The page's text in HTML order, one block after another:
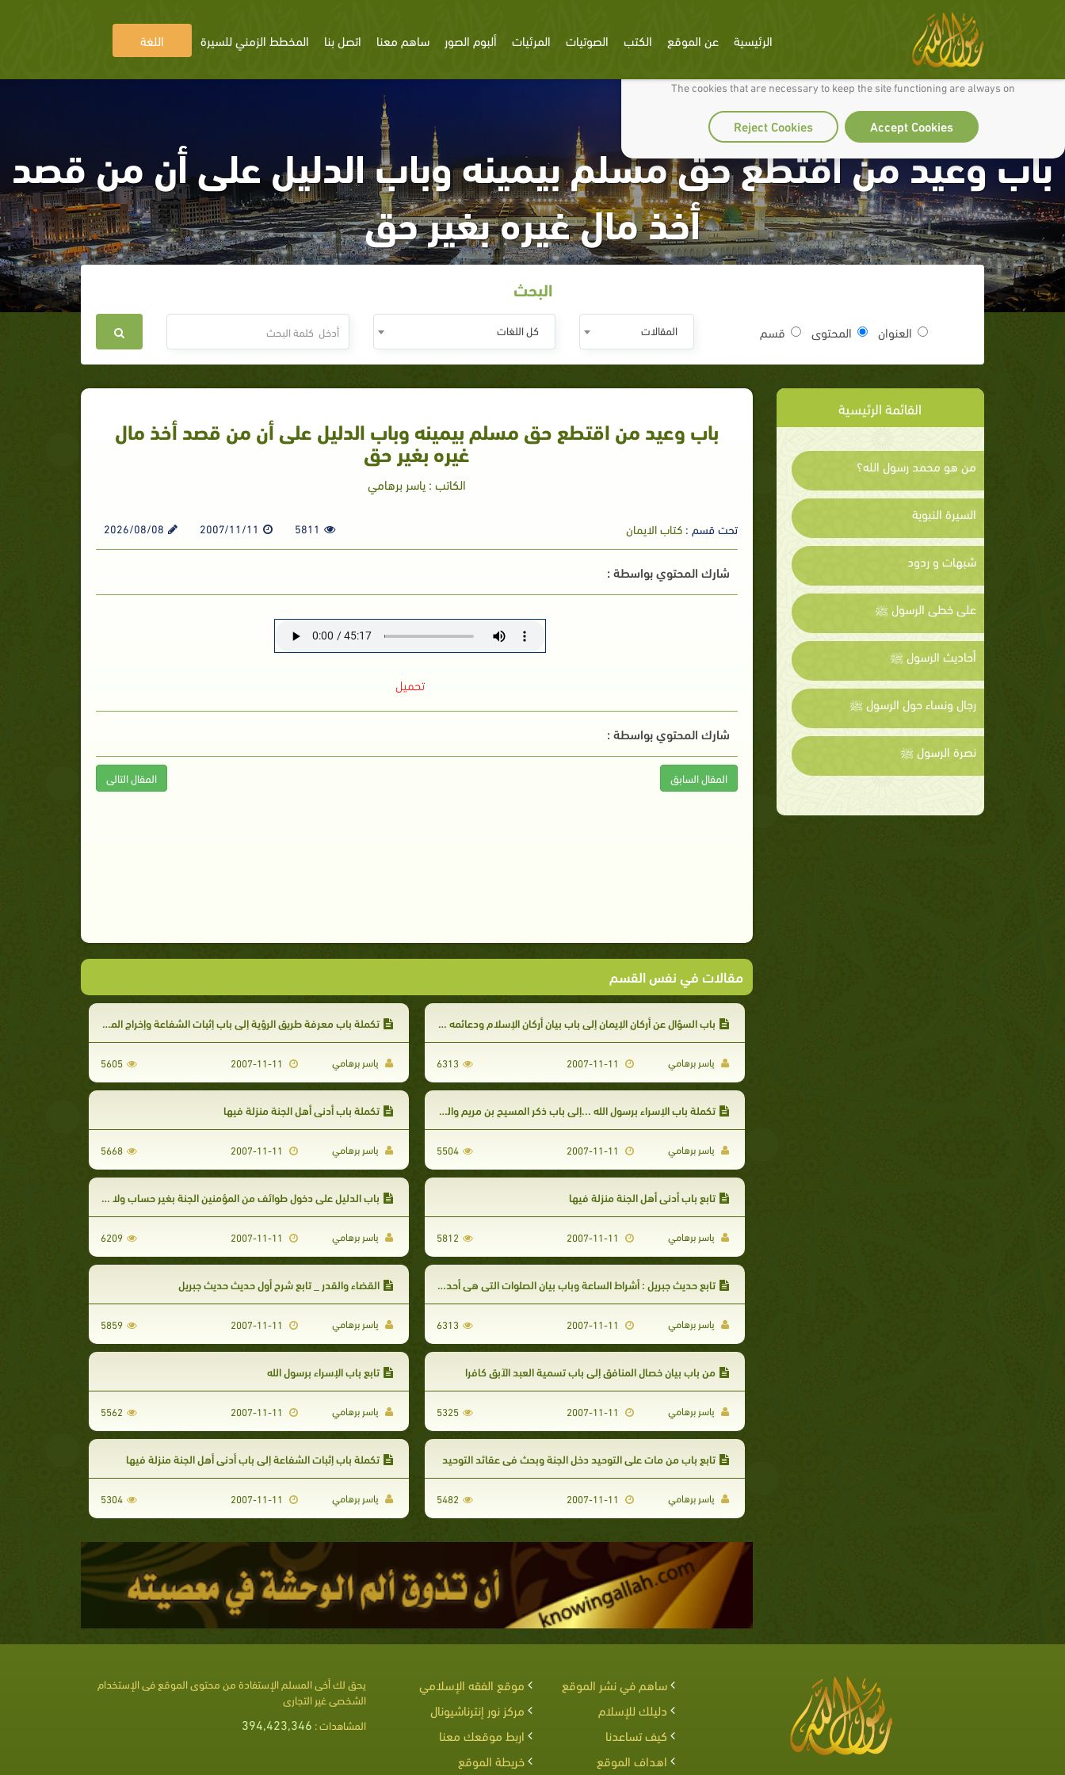
We use cookies to make our site work well for you and so we can continually improve it.
The cookies that are necessary to keep the site functioning are always on
Accept Cookies
Reject Cookies
الرئيسية عن الموقع الكتب الصوتيات المرئيات ألبوم الصور ساهم معنا اتصل بنا المخطط الزمني للسيرة اللغة
باب وعيد من اقتطع حق مسلم بيمينه وباب الدليل على أن من قصد
أخذ مال غيره بغير حق
البحث
العنوان المحتوى قسم المقالات كل اللغات
القائمة الرئيسية
من هو محمد رسول الله؟
السيرة النبوية
شبهات و ردود
على خطى الرسول ﷺ
أحاديث الرسول ﷺ
رجال ونساء حول الرسول ﷺ
نصرة الرسول ﷺ
باب وعيد من اقتطع حق مسلم بيمينه وباب الدليل على أن من قصد أخذ مال
غيره بغير حق
الكاتب : ياسر برهامي
تحت قسم :كتاب الايمان 5811
2007/11/11
2026/08/08
شارك المحتوي بواسطة :
تحميل
شارك المحتوي بواسطة :
المقال السابق المقال التالى
مقالات في نفس القسم
باب السؤال عن أركان الإيمان إلى باب بيان أركان الإسلام ودعائمه العظام
ياسر برهامي 6313
تكملة باب معرفة طريق الرؤية إلى باب إثبات الشفاعة وإخراج الموحدين من النار
ياسر برهامي 5605
تكملة باب الإسراء برسول الله ...إلى باب ذكر المسيح بن مريم والمسيح الدجال
ياسر برهامي 5504
تكملة باب أدنى أهل الجنة منزلة فيها
ياسر برهامي 5668
تابع باب أدنى أهل الجنة منزلة فيها
ياسر برهامي 5812
باب الدليل على دخول طوائف من المؤمنين الجنة بغير حساب ولا عذاب
ياسر برهامي 6209
تابع حديث جبريل : أشراط الساعة وباب بيان الصلوات التي هي أحد أركان الإسلام
ياسر برهامي 6313
القضاء والقدر _ تابع شرح أول حديث حديث جبريل
ياسر برهامي 5859
من باب بيان خصال المنافق إلى باب تسمية العبد الآبق كافرا
ياسر برهامي 5325
تابع باب الإسراء برسول الله
ياسر برهامي 5562
تابع باب من مات على التوحيد دخل الجنة وبحث في عقائد التوحيد
ياسر برهامي 5482
تكملة باب إثبات الشفاعة إلى باب أدنى أهل الجنة منزلة فيها
ياسر برهامي 5304
ساهم في نشر الموقع
موقع الفقه الإسلامي
دليلك للإسلام
مركز نور إنترناشيونال
كيف تساعدنا
اربط موقعك معنا
اهداف الموقع
خريطة الموقع
يحق لك أخى المسلم الإستفادة من محتوى الموقع فى الإستخدام
الشخصى غير التجارى
المشاهدات : 394,423,346